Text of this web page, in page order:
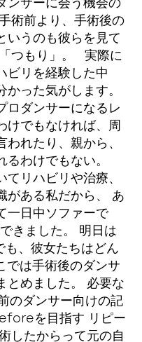
術前より、手術後の
いうのも彼らを見て
つもり」。 実際に
ビリを経験した中
った気がします。
ロダンサーになるレ
けでもなければ、周
れたり、親から、
るわけでもない。
リハビリや治療、
がある私だから、 あ
一日中ソファーで
きました。 明日は
、彼女たちはどん
では手術後のダンサ
とめました。 必要な
のダンサー向けの記
を目指す リピー
たからって元の自